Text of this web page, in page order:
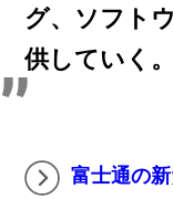
グ、ソフト
供していく。
富士通の